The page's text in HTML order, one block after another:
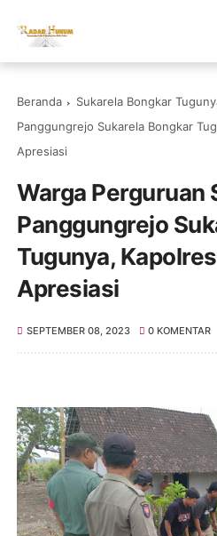
Beranda Sukarela Bongkar
Panggungrejo Sukarela Bongkar
Apresiasi
Warga Perguruan
Panggungrejo
Tugunya,
Apresiasi
SEPTEMBER 08, 2023 0 KOMENTAR